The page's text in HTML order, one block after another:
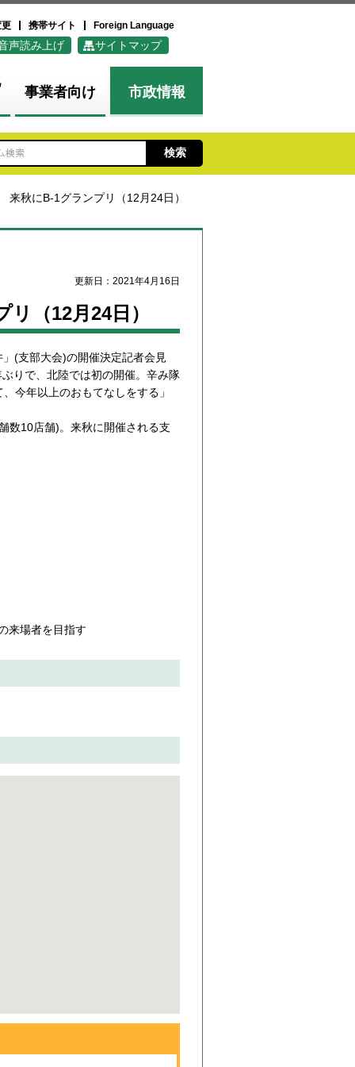
携帯サイト Foreign Language
声読み上げ サイトマップ
事業者向け 市政情報
秋にB-1グランプリ（12月24日）
更新日：2021年4月16日
（12月24日）
(支部大会)の開催決定記者会見
りで、北陸では初の開催。辛み隊
今年以上のおもてなしをする」
数10店舗)。来秋に開催される支
来場者を目指す